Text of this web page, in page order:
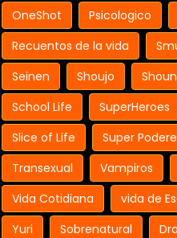
OneShot
Psicologico
Recuentos de la vida
Seinen
Shoujo
School Life
SuperHeroes
Slice of Life
Super
Transexual
Vampiros
Vida Cotidiana
vida de
Yuri
Sobrenatural